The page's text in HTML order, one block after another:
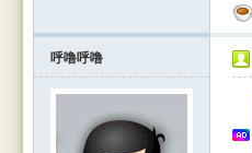
呼噜呼噜